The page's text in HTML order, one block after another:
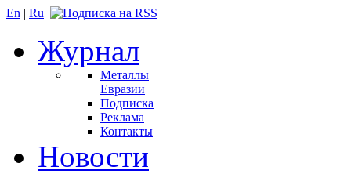
En | Ru
Журнал
Металлы
Евразии
Подписка
Реклама
Контакты
Новости